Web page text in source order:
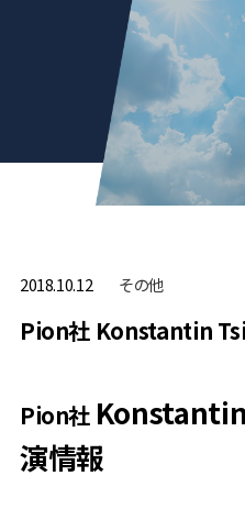
2018.10.12 その他
Pion社 Konstantin
Pion社
演情報